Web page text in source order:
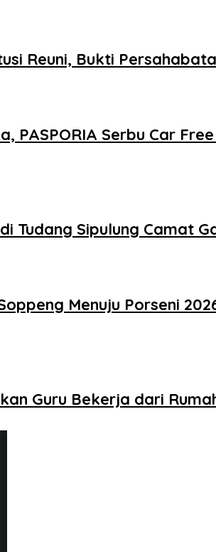
Reuni, Bukti
PASPORIA Serbu Car
Tudang Sipulung Camat
Menuju Porseni
Guru Bekerja dari